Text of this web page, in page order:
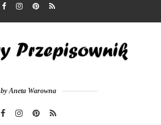
by Aneta Warowna